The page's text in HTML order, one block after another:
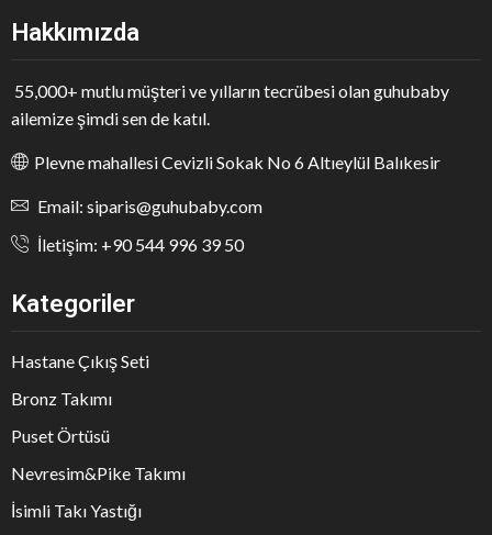
Hakkımızda
55,000+ mutlu müşteri ve yılların tecrübesi olan guhubaby
ailemize şimdi sen de katıl.
Plevne mahallesi Cevizli Sokak No 6 Altıeylül Balıkesir
Email: siparis@guhubaby.com
İletişim: +90 544 996 39 50
Kategoriler
Hastane Çıkış Seti
Bronz Takımı
Puset Örtüsü
Nevresim&Pike Takımı
İsimli Takı Yastığı